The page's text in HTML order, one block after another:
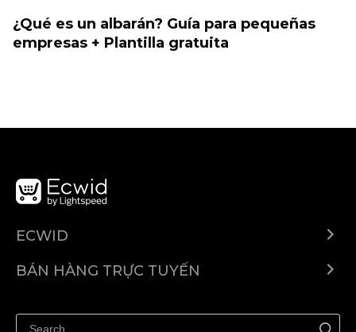
¿Qué es un albarán? Guía para pequeñas
empresas + Plantilla gratuita
ECWID
Trung tâm trợ giúp
BÁN HÀNG TRỰC TUYẾN
Quảng bá ở bất cứ đâu